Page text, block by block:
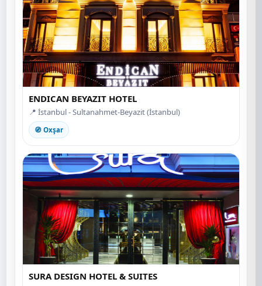
ENDICAN BEYAZIT HOTEL
📍 İstanbul - Sultanahmet-Beyazit (İstanbul)
🧭 Oxşar
SURA DESIGN HOTEL & SUITES